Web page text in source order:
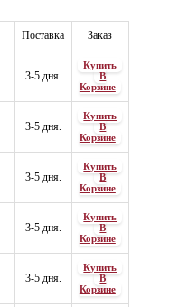
Поставка Заказ
3-5 дня.
Купить
В
Корзине
3-5 дня.
Купить
В
Корзине
3-5 дня.
Купить
В
Корзине
3-5 дня.
Купить
В
Корзине
3-5 дня.
Купить
В
Корзине